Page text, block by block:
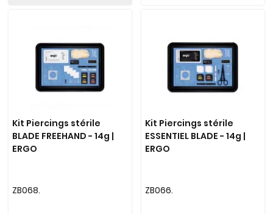
Kit Piercings stérile
BLADE FREEHAND - 14g |
ERGO
ZB068.
Kit Piercings stérile
ESSENTIEL BLADE - 14g |
ERGO
ZB066.